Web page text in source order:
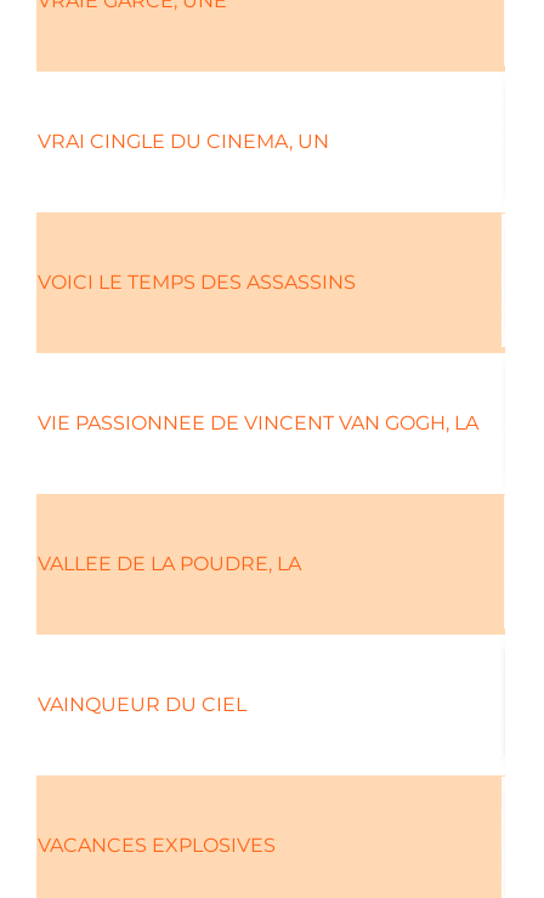
VRAI CINGLE DU CINEMA, UN
VOICI LE TEMPS DES ASSASSINS
VIE PASSIONNEE DE VINCENT VAN GOGH, LA
VALLEE DE LA POUDRE, LA
VAINQUEUR DU CIEL
VACANCES EXPLOSIVES